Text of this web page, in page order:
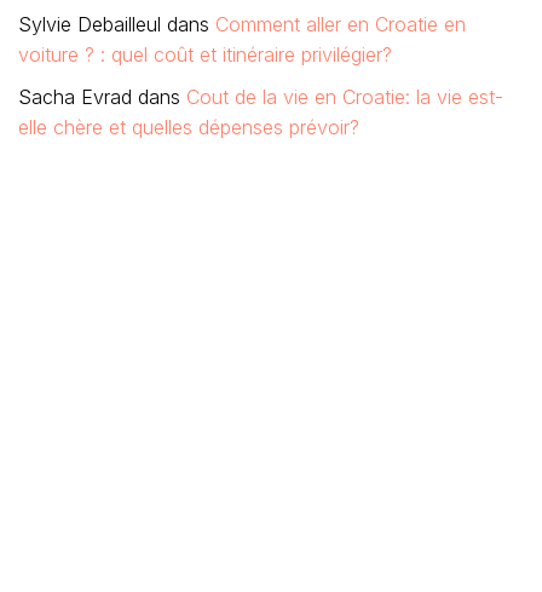
Sylvie Debailleul dans Comment aller en Croatie en
voiture ? : quel coût et itinéraire privilégier?
Sacha Evrad dans Cout de la vie en Croatie: la vie est-
elle chère et quelles dépenses prévoir?